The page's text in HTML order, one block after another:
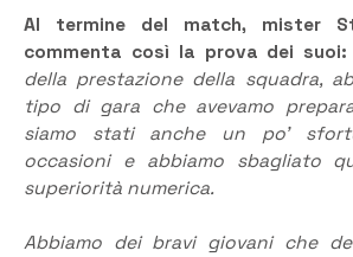
Al termine del match, mister
commenta così la prova dei suoi:
della prestazione della squadra,
tipo di gara che avevamo
siamo stati anche un po’
occasioni e abbiamo sbagliato
superiorità numerica.
Abbiamo dei bravi giovani che